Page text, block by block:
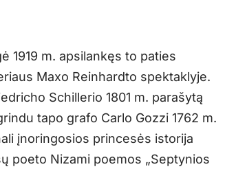
1919 m. apsilankęs to paties
Maxo Reinhardto spektaklyje.
Schillerio 1801 m. parašytą
tapo grafo Carlo Gozzi 1762 m.
įnoringosios princesės istorija
poeto Nizami poemos „Septynios